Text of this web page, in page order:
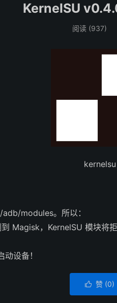
KernelSU
阅读 (937)
kernelsu
modules。所以：
Magisk，KernelSU 模块将
设备！
 赞 (0)